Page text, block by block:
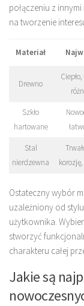
połączeniu z
na tworzenie
Materiał
Drewno
Szkło
hartowane
Stal
nierdzewna
Ostateczny wybór
uzależniony od
użytkownika.
stworzyć
charakteru całej
Jakie są